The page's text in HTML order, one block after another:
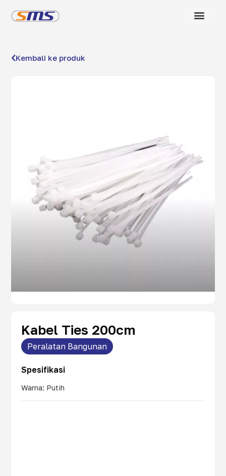
Kembali ke produk
Kabel Ties 200cm
Peralatan Bangunan
Spesifikasi
Warna: Putih